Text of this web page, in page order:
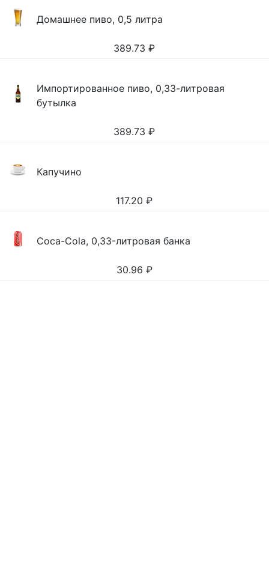
Домашнее пиво, 0,5 литра
389.73 ₽
Импортированное пиво, 0,33-литровая
бутылка
389.73 ₽
Капучино
117.20 ₽
Coca-Cola, 0,33-литровая банка
30.96 ₽